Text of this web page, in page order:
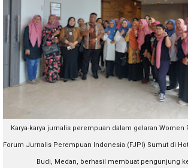
Karya-karya jurnalis perempuan dalam gelaran Women
Forum Jurnalis Perempuan Indonesia (FJPI) Sumut di
Budi, Medan, berhasil membuat pengunjung